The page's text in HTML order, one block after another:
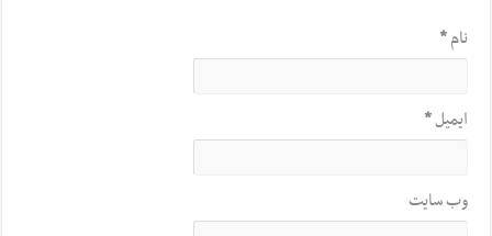
نام*
ایمیل*
وب‌ سایت